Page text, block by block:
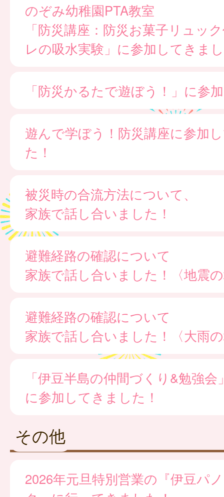
のぞみ幼稚園PTA教室
「防災講座：防災お菓子リュッ
レの吸水実験」に参加してきま
「防災かるたで遊ぼう！」に参
遊んで学ぼう！防災講座に参加
た！
被災時の合流方法について、
家族で話し合いました！
避難経路の確認について
家族で話し合いました！〈地震
避難経路の確認について
家族で話し合いました！〈大雨
「伊豆半島の仲間づくり&勉強会
に参加してきました！
その他
2026年元旦特別営業の『伊豆パ